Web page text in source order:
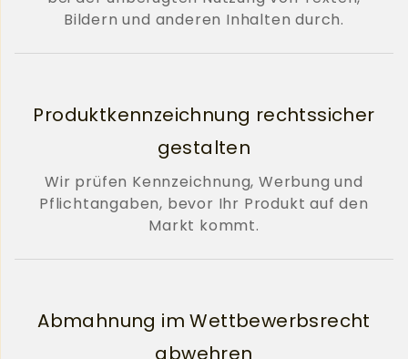
Bildern und anderen Inhalten durch.
Produktkennzeichnung rechtssicher
gestalten
Wir prüfen Kennzeichnung, Werbung und
Pflichtangaben, bevor Ihr Produkt auf den
Markt kommt.
Abmahnung im Wettbewerbsrecht
abwehren